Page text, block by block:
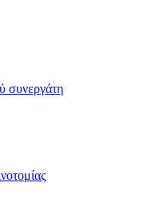
συνεργάτη